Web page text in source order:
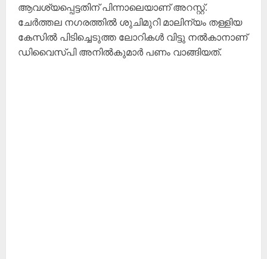
ആവശ്യപ്പെട്ടതിന് പിന്നാലെയാണ് അറസ്റ്റ്.
ചേര്‍ത്തല നഗരത്തില്‍ ശുചിമുറി മാലിന്യം തള്ളിയ
കേസില്‍ പിടിച്ചെടുത്ത ലോറികള്‍ വിട്ടു നല്‍കാനാണ്
ഡിവൈസ്പി അനില്‍കുമാര്‍ പണം വാങ്ങിയത്.